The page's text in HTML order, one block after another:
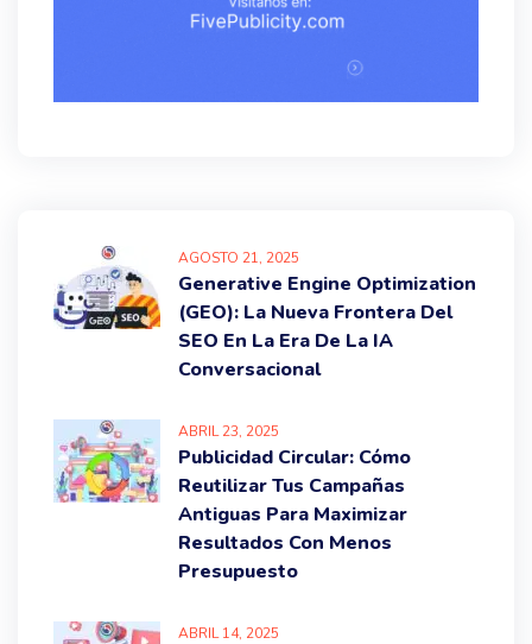
AGOSTO 21, 2025
Generative Engine Optimization
(GEO): La Nueva Frontera Del
SEO En La Era De La IA
Conversacional
ABRIL23, 2025
Publicidad Circular: Cómo
Reutilizar Tus Campañas
Antiguas Para Maximizar
Resultados Con Menos
Presupuesto
ABRIL14, 2025